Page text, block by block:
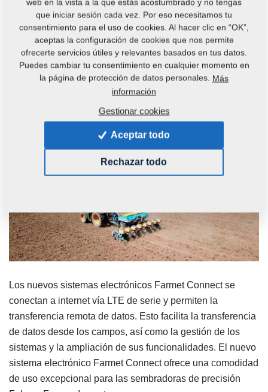
Farmet Connect ofrece un control preciso de la
uniformidad del grano con una visualización clara de datos
instantáneos sobre la precisión de siembra. Esto permite al
conductor adaptar óptimamente los ajustes de la máquina
y la velocidad de trabajo en cada parte de la parcela para
lograr la precisión de siembra deseada. El control
electrónico permite ajustar la presión de hasta 350 kg por
Los nuevos sistemas electrónicos Farmet Connect se
conectan a internet vía LTE de serie y permiten la
transferencia remota de datos. Esto facilita la transferencia
de datos desde los campos, así como la gestión de los
sistemas y la ampliación de sus funcionalidades. El nuevo
sistema electrónico Farmet Connect ofrece una comodidad
de uso excepcional para las sembradoras de precisión
web en la vista a la que estás acostumbrado y no tengas
que iniciar sesión cada vez. Por eso necesitamos tu
consentimiento para el uso de cookies. Al hacer clic en “OK”,
aceptas la configuración de cookies que nos permite
ofrecerte servicios útiles y relevantes basados en tus datos.
Puedes cambiar tu consentimiento en cualquier momento en
la página de protección de datos personales. Más
información
Gestionar cookies
Aceptar todo
Rechazar todo